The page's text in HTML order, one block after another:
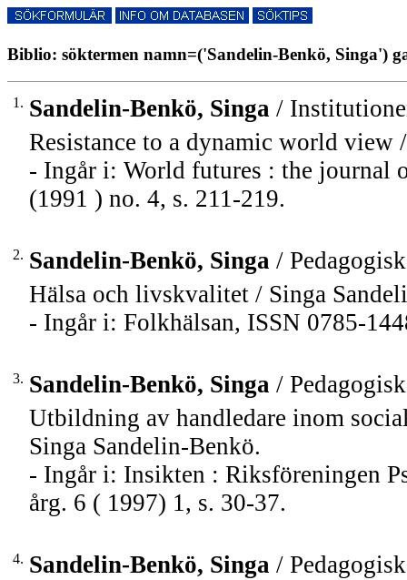
Biblio: söktermen namn=('Sandelin-Benkö, Singa')
1. Sandelin-Benkö, Singa /
Resistance to a dynamic world view
- Ingår i: World futures : the journal
(1991 ) no. 4, s. 211-219.
2. Sandelin-Benkö, Singa /
Hälsa och livskvalitet / Singa
- Ingår i: Folkhälsan, ISSN 0785-
3. Sandelin-Benkö, Singa /
Utbildning av handledare inom
Singa Sandelin-Benkö.
- Ingår i: Insikten : Riksföreningen
årg. 6 ( 1997) 1, s. 30-37.
4. Sandelin-Benkö, Singa /